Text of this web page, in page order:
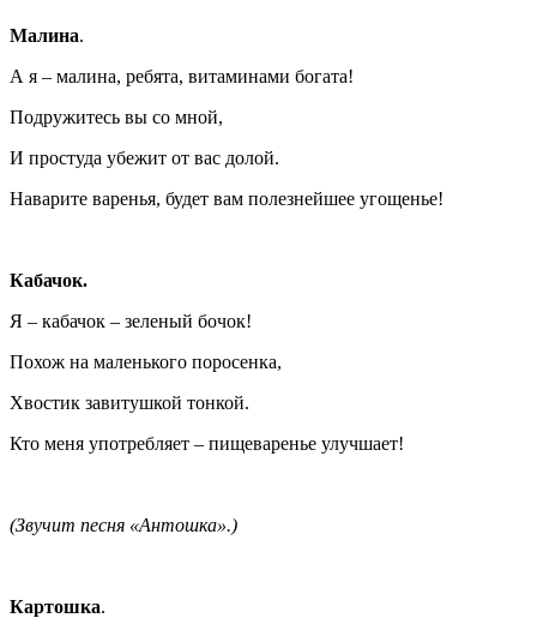
Малина.
А я – малина, ребята, витаминами богата!
Подружитесь вы со мной,
И простуда убежит от вас долой.
Наварите варенья, будет вам полезнейшее угощенье!
Кабачок.
Я – кабачок – зеленый бочок!
Похож на маленького поросенка,
Хвостик завитушкой тонкой.
Кто меня употребляет – пищеваренье улучшает!
(Звучит песня «Антошка».)
Картошка.